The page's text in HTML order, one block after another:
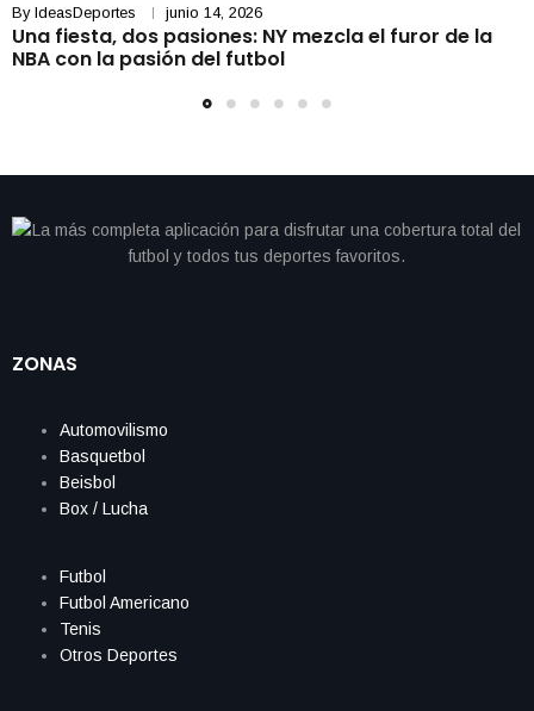
By IdeasDeportes junio 14, 2026
Una fiesta, dos pasiones: NY mezcla el furor de la
NBA con la pasión del futbol
ZONAS
Automovilismo
Basquetbol
Beisbol
Box / Lucha
Futbol
Futbol Americano
Tenis
Otros Deportes